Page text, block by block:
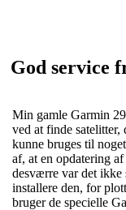
God service
Min gamle Garmin
ved at finde satelitter,
kunne bruges til
af, at en opdatering
desværre var det ikke
installere den, for
bruger de specielle